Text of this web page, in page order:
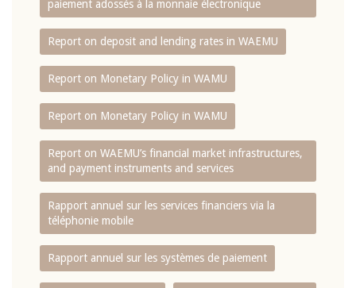
paiement adossés à la monnaie électronique
Report on deposit and lending rates in WAEMU
Report on Monetary Policy in WAMU
Report on Monetary Policy in WAMU
Report on WAEMU’s financial market infrastructures,
and payment instruments and services
Rapport annuel sur les services financiers via la
téléphonie mobile
Rapport annuel sur les systèmes de paiement